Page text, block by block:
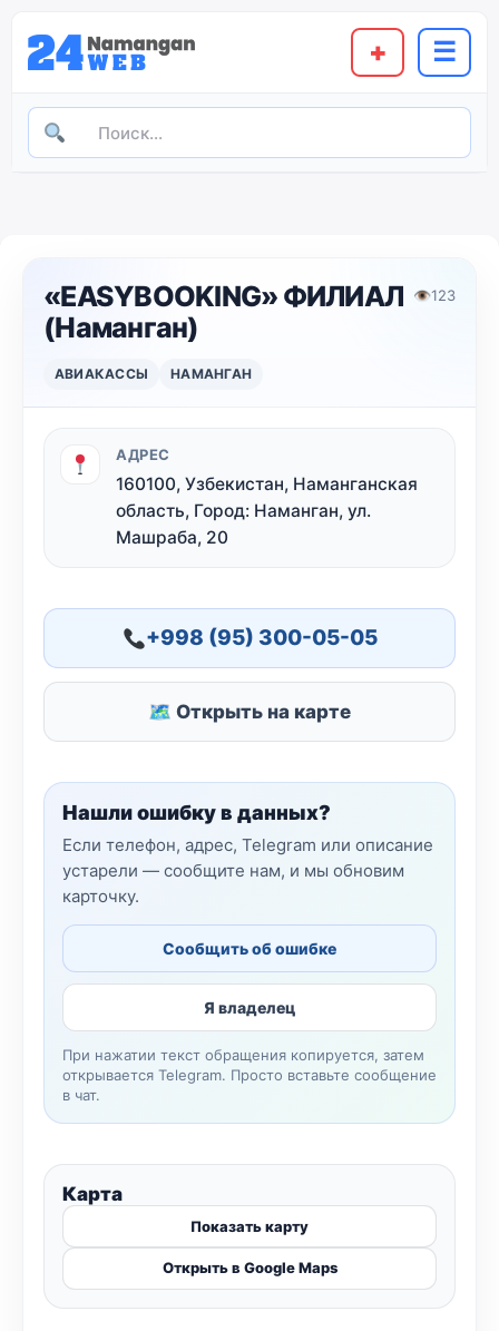
+ ☰
«EASYBOOKING» ФИЛИАЛ
(Наманган)
👁123
АВИАКАССЫ НАМАНГАН
АДРЕС
160100, Узбекистан, Наманганская
область, Город: Наманган, ул.
Машраба, 20
+998 (95) 300-05-05
🗺 Открыть на карте
Нашли ошибку в данных?
Если телефон, адрес, Telegram или описание
устарели — сообщите нам, и мы обновим
карточку.
Сообщить об ошибке
Я владелец
При нажатии текст обращения копируется, затем
открывается Telegram. Просто вставьте сообщение
в чат.
Карта
Показать карту
Открыть в Google Maps